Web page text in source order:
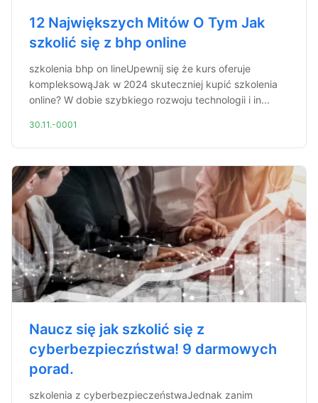
12 Największych Mitów O Tym Jak
szkolić się z bhp online
szkolenia bhp on lineUpewnij się że kurs oferuje
kompleksowąJak w 2024 skuteczniej kupić szkolenia
online? W dobie szybkiego rozwoju technologii i in...
30.11.-0001
Naucz się jak szkolić się z
cyberbezpieczństwa! 9 darmowych
porad.
szkolenia z cyberbezpieczeństwaJednak zanim